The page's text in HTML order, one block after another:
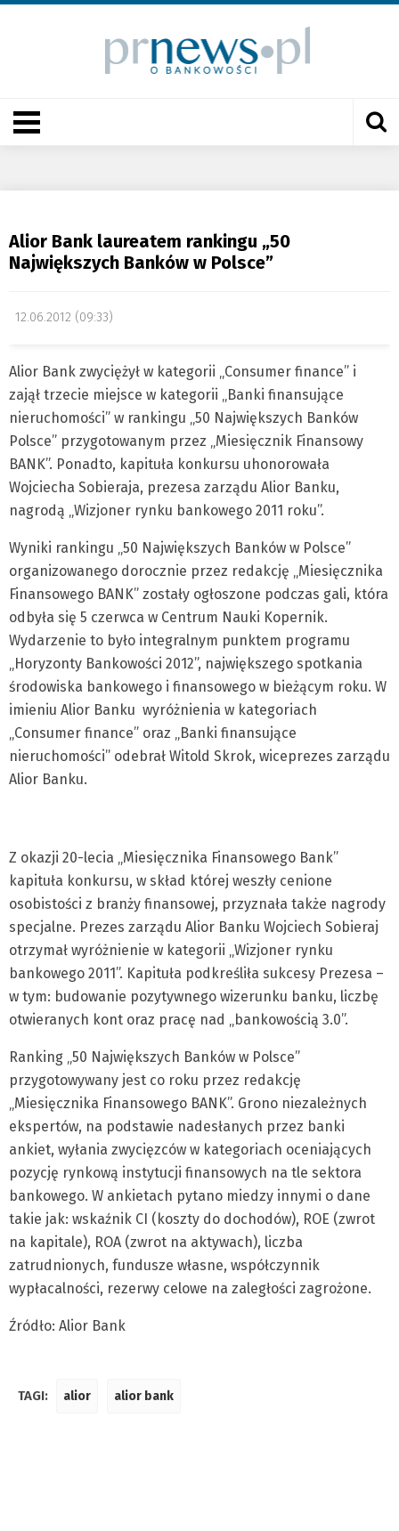
Alior Bank laureatem rankingu „50
Największych Banków w Polsce”
12.06.2012 (09:33)
Alior Bank zwyciężył w kategorii „Consumer finance” i
zajął trzecie miejsce w kategorii „Banki finansujące
nieruchomości” w rankingu „50 Największych Banków
Polsce” przygotowanym przez „Miesięcznik Finansowy
BANK”. Ponadto, kapituła konkursu uhonorowała
Wojciecha Sobieraja, prezesa zarządu Alior Banku,
nagrodą „Wizjoner rynku bankowego 2011 roku”.
Wyniki rankingu „50 Największych Banków w Polsce”
organizowanego dorocznie przez redakcję „Miesięcznika
Finansowego BANK” zostały ogłoszone podczas gali, która
odbyła się 5 czerwca w Centrum Nauki Kopernik.
Wydarzenie to było integralnym punktem programu
„Horyzonty Bankowości 2012”, największego spotkania
środowiska bankowego i finansowego w bieżącym roku. W
imieniu Alior Banku wyróżnienia w kategoriach
„Consumer finance” oraz „Banki finansujące
nieruchomości” odebrał Witold Skrok, wiceprezes zarządu
Alior Banku.
Z okazji 20-lecia „Miesięcznika Finansowego Bank”
kapituła konkursu, w skład której weszły cenione
osobistości z branży finansowej, przyznała także nagrody
specjalne. Prezes zarządu Alior Banku Wojciech Sobieraj
otrzymał wyróżnienie w kategorii „Wizjoner rynku
bankowego 2011”. Kapituła podkreśliła sukcesy Prezesa –
w tym: budowanie pozytywnego wizerunku banku, liczbę
otwieranych kont oraz pracę nad „bankowością 3.0”.
Ranking „50 Największych Banków w Polsce”
przygotowywany jest co roku przez redakcję
„Miesięcznika Finansowego BANK”. Grono niezależnych
ekspertów, na podstawie nadesłanych przez banki
ankiet, wyłania zwycięzców w kategoriach oceniających
pozycję rynkową instytucji finansowych na tle sektora
bankowego. W ankietach pytano miedzy innymi o dane
takie jak: wskaźnik CI (koszty do dochodów), ROE (zwrot
na kapitale), ROA (zwrot na aktywach), liczba
zatrudnionych, fundusze własne, współczynnik
wypłacalności, rezerwy celowe na zaległości zagrożone.
Źródło: Alior Bank
TAGI: alior alior bank